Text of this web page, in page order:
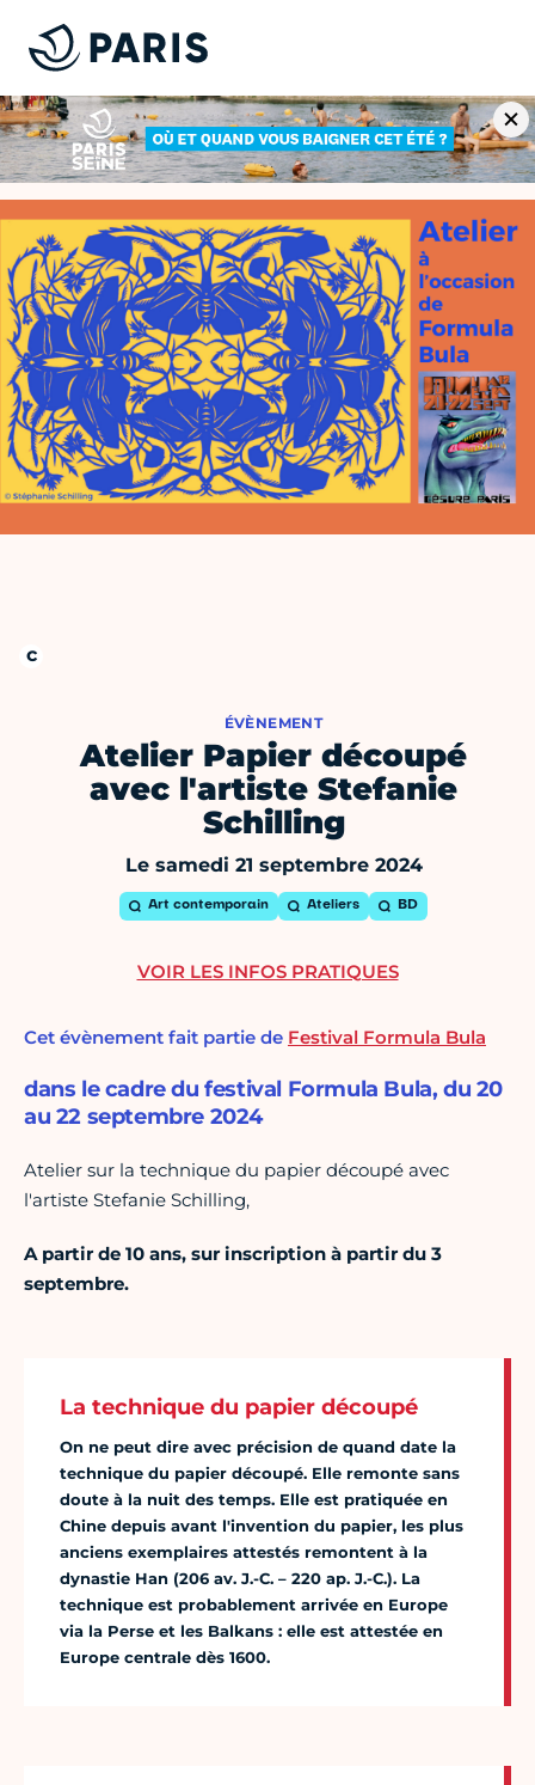
ÉVÈNEMENT
Atelier Papier découpé
avec l'artiste Stefanie
Schilling
Le samedi 21 septembre 2024
Art contemporain Ateliers BD
Cet évènement fait partie de Festival Formula Bula
dans le cadre du festival Formula Bula, du 20
au 22 septembre 2024
Atelier sur la technique du papier découpé avec
l'artiste Stefanie Schilling,
A partir de 10 ans, sur inscription à partir du 3
septembre.
La technique du papier découpé
On ne peut dire avec précision de quand date la
technique du papier découpé. Elle remonte sans
doute à la nuit des temps. Elle est pratiquée en
Chine depuis avant l'invention du papier, les plus
anciens exemplaires attestés remontent à la
dynastie Han (206 av. J.-C. – 220 ap. J.-C.). La
technique est probablement arrivée en Europe
via la Perse et les Balkans : elle est attestée en
Europe centrale dès 1600.
VOIR LES INFOS PRATIQUES